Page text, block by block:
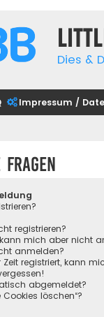
Dies &
Impressum /
registrieren?
mich aber nicht
anmelden?
registriert, kann
abgemeldet?
Cookies löschen“?